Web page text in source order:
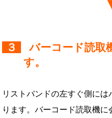
３
バーコード読取
す。
リストバンドの左すぐ側に
ります。バーコード読取機